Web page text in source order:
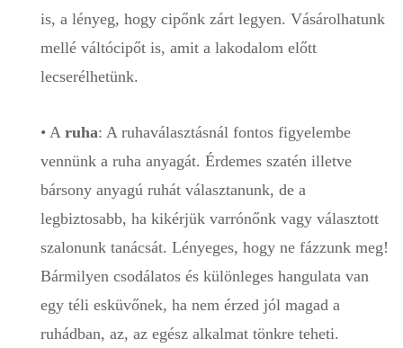
is, a lényeg, hogy cipőnk zárt legyen. Vásárolhatunk
mellé váltócipőt is, amit a lakodalom előtt
lecserélhetünk.
• A ruha: A ruhaválasztásnál fontos figyelembe
vennünk a ruha anyagát. Érdemes szatén illetve
bársony anyagú ruhát választanunk, de a
legbiztosabb, ha kikérjük varrónőnk vagy választott
szalonunk tanácsát. Lényeges, hogy ne fázzunk meg!
Bármilyen csodálatos és különleges hangulata van
egy téli esküvőnek, ha nem érzed jól magad a
ruhádban, az, az egész alkalmat tönkre teheti.